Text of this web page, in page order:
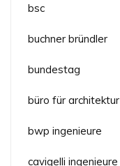
bsc
buchner bründler
bundestag
büro für architektur
bwp ingenieure
cavigelli ingenieure